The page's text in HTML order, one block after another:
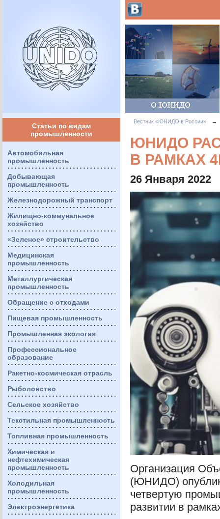
Статьи по видам
промышленности
Автомобильная
промышленность
Добывающая
промышленность
Железнодорожный транспорт
Жилищно-коммунальное
хозяйство
«Зеленое» строительство
Медицинская
промышленность
Металлургическая
промышленность
Обращение с отходами
Пищевая промышленность
Промышленная экология
Профессиональное
образование
Ракетно-космическая отрасль
Рыболовство
Сельское хозяйство
Текстильная промышленность
Топливная промышленность
Химическая и
нефтехимическая
промышленность
Холодильная
промышленность
Электроэнергетика
Вестник «ЮНИДО в России» →
ЮНИДО
В РАМКАХ
26 Января 2022
Организация
(ЮНИДО)
четвертую
развитии в